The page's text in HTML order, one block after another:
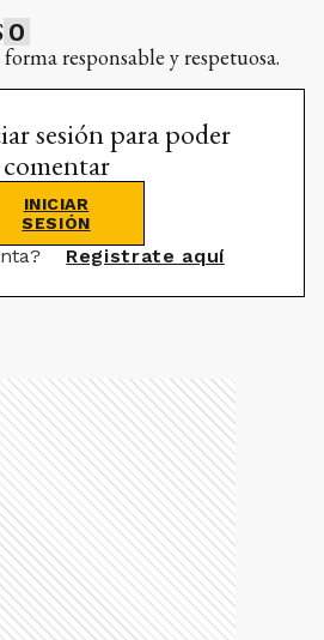
0
responsable y respetuosa.
sesión para poder
comentar
INICIAR
SESIÓN
Registrate aquí